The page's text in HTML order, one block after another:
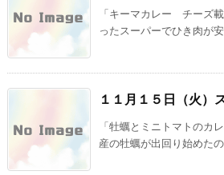
「キーマカレー チーズ
ったスーパーでひき肉が
１１月１５日（火）
「牡蠣とミニトマトのカ
産の牡蠣が出回り始めた